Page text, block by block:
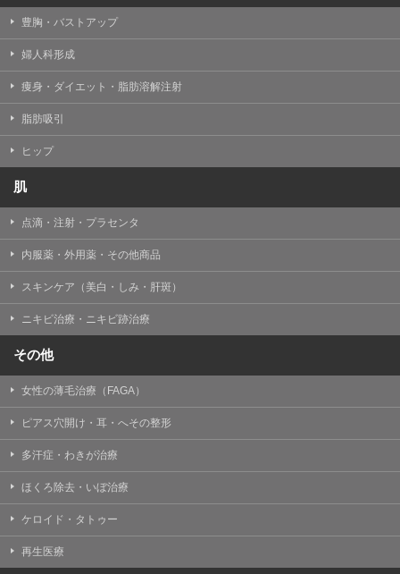
ジが正しく表示されなくなる場合がありますのでご留意
ください。
TCBグループが運営するWEBサイトでは、アクセスログ
として患者様の履歴情報をサーバ上に記録しています。
アクセスログはWEBサイトの保守管理や利用状況に関す
る統計分析のために使用されます。それ以外の目的で使
用されることはありません。
事業上の必要性等に応じて、改定される場合がありま
す。
掲載したときをもって効力を生じるものとします。
豊胸・バストアップ
婦人科形成
痩身・ダイエット・脂肪溶解注射
脂肪吸引
ヒップ
肌
点滴・注射・プラセンタ
内服薬・外用薬・その他商品
スキンケア（美白・しみ・肝斑）
ニキビ治療・ニキビ跡治療
その他
女性の薄毛治療（FAGA）
ピアス穴開け・耳・へその整形
多汗症・わきが治療
ほくろ除去・いぼ治療
ケロイド・タトゥー
再生医療